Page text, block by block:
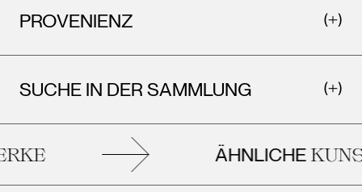
PROVENIENZ
SUCHE IN DER SAMMLUNG
ÄHNLICHE